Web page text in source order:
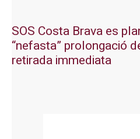
SOS Costa Brava es
“nefasta” prolongació
retirada immediata